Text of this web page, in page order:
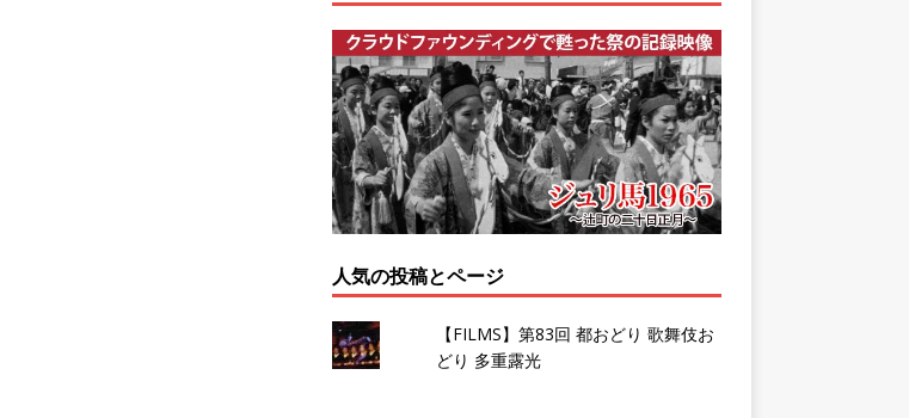
人気の投稿とページ
【FILMS】第83回 都おどり 歌舞伎お
どり 多重露光